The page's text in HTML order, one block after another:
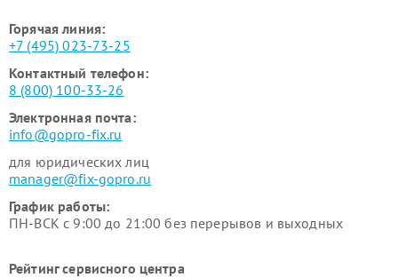
Горячая линия:
+7 (495) 023-73-25
Контактный телефон:
8 (800) 100-33-26
Электронная почта:
info@gopro-fix.ru
для юридических лиц
manager@fix-gopro.ru
График работы:
ПН-ВСК с 9:00 до 21:00 без перерывов и выходных
Рейтинг сервисного центра